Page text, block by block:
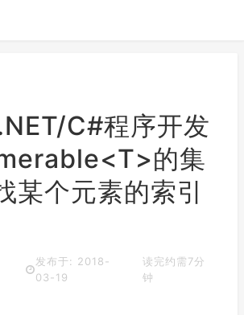
C#程序开发
的集
某个元素的索引
发布于: 2018-
03-19
读完约需7分
钟